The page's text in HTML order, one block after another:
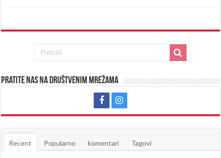
Pratite nas na društvenim mrežama
Recent Popularno komentari Tagovi